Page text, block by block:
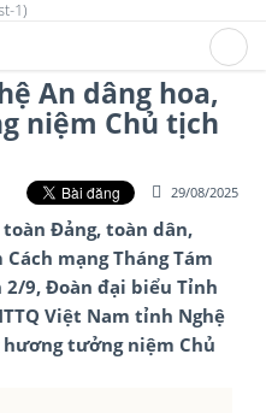
An dâng hoa,
niệm Chủ tịch
29/08/2025
Đảng, toàn dân,
mạng Tháng Tám
2/9, Đoàn đại biểu Tỉnh
Việt Nam tỉnh Nghệ
tưởng niệm Chủ